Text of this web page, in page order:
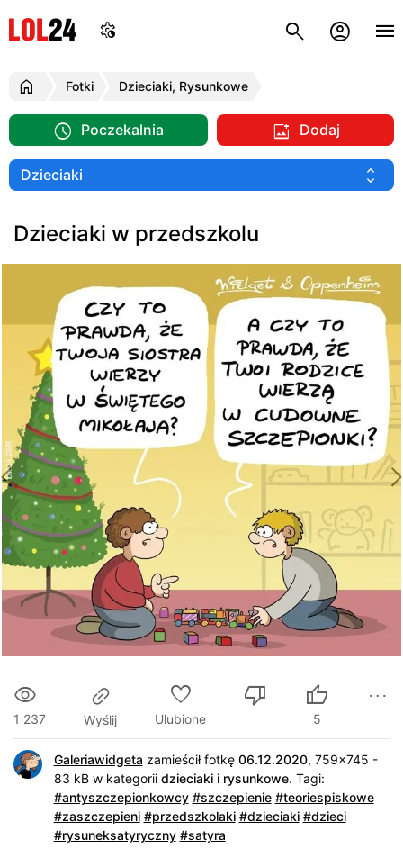
Fotki Dzieciaki, Rysunkowe
Poczekalnia Dodaj
Dzieciaki w przedszkolu
1 237 Wyślij Ulubione 5
Galeriawidgeta zamieścił fotkę 06.12.2020, 759x745 -
83 kB w kategorii dzieciaki i rysunkowe. Tagi:
#antyszczepionkowcy #szczepienie #teoriespiskowe
#zaszczepieni #przedszkolaki #dzieciaki #dzieci
#rysuneksatyryczny #satyra